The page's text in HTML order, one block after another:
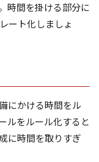
時間を掛ける部分に
ート化しましょ
にかける時間をル
ルをルール化すると
に時間を取りすぎ